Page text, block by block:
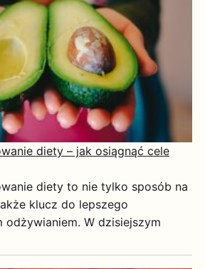
diety – jak osiągnąć cele
diety to nie tylko sposób na
klucz do lepszego
odżywianiem. W dzisiejszym